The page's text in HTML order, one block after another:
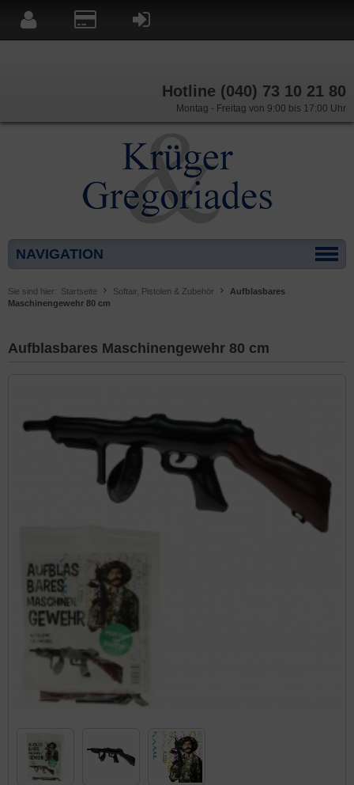
Hotline (040) 73 10 21 80
Montag - Freitag von 9:00 bis 17:00 Uhr
NAVIGATION
Sie sind hier: Startseite Softair, Pistolen & Zubehör
Aufblasbares
Maschinengewehr 80 cm
Aufblasbares Maschinengewehr 80 cm